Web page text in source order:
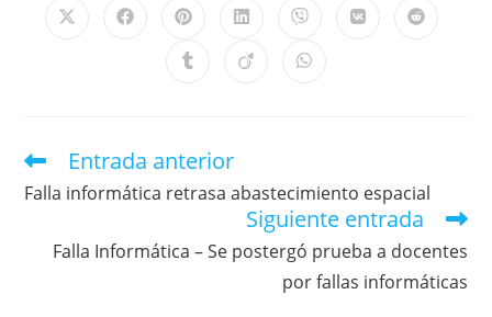
Entrada anterior
Falla informática retrasa abastecimiento espacial
Siguiente entrada
Falla Informática – Se postergó prueba a docentes
por fallas informáticas